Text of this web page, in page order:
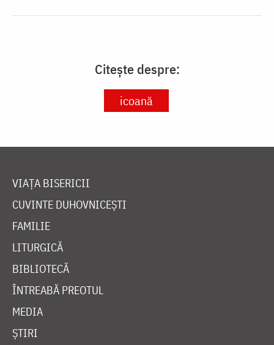
Citește despre:
icoană
VIAȚA BISERICII
CUVINTE DUHOVNICEȘTI
FAMILIE
LITURGICĂ
BIBLIOTECĂ
ÎNTREABĂ PREOTUL
MEDIA
ȘTIRI